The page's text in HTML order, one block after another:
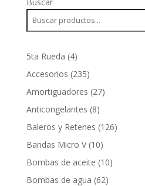
5ta Rueda 44
productos
Accesorios 235235
productos
Amortiguadores 2727
Anticongelantes 88
productos
Baleros y Retenes 126126
Bandas Micro V 1010
productos
Bombas de aceite 1010
Bombas de agua 6262